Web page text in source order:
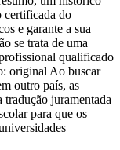
certificada do
e garante a sua
se trata de uma
qualificado
original Ao buscar
outro país, as
tradução juramentada
para que os